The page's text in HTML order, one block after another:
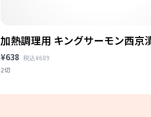
加熱調理用 キングサーモン西京
¥638 税込¥689
2切